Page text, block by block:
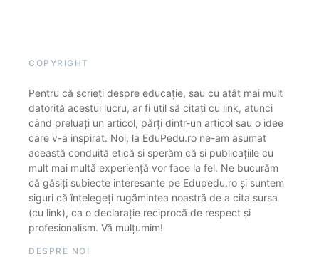
COPYRIGHT
Pentru că scrieți despre educație, sau cu atât mai mult
datorită acestui lucru, ar fi util să citați cu link, atunci
când preluați un articol, părți dintr-un articol sau o idee
care v-a inspirat. Noi, la EduPedu.ro ne-am asumat
această conduită etică și sperăm că și publicațiile cu
mult mai multă experiență vor face la fel. Ne bucurăm
că găsiți subiecte interesante pe Edupedu.ro și suntem
siguri că înțelegeți rugămintea noastră de a cita sursa
(cu link), ca o declarație reciprocă de respect și
profesionalism. Vă mulțumim!
DESPRE NOI